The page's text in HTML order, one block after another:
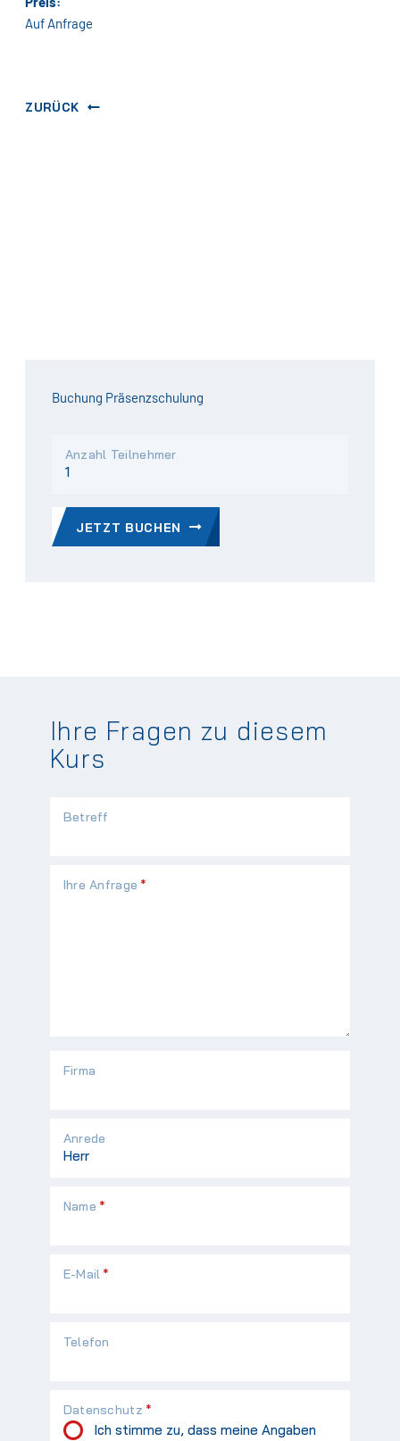
Auf Anfrage
ZURÜCK
Buchung Präsenzschulung
Anzahl Teilnehmer
JETZT BUCHEN
Ihre Fragen zu diesem
Kurs
Betreff
Pflichtfeld
Ihre Anfrage *
Firma
Anrede
Pflichtfeld
Name *
Pflichtfeld
E-Mail *
Telefon
Pflichtfeld
Datenschutz *
Ich stimme zu, dass meine Angaben